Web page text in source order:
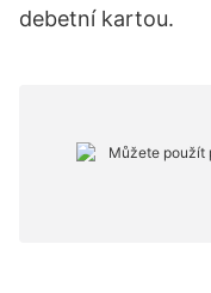
debetní kartou.